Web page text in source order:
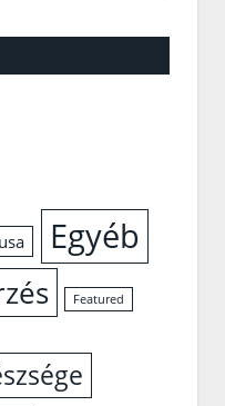
Egyéb
Featured